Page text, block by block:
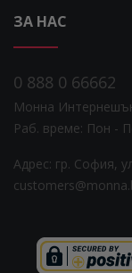
ЗА НАС
0 888 0 66662
Монна
Раб. време: Пoн -
Адрес: гр. София,